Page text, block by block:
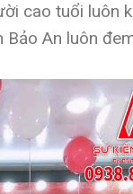
cao tuổi luôn
An luôn